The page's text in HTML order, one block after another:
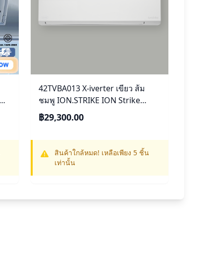
42TVBA013 X-iverter เขียว ส้ม
ชมพู ION.STRIKE ION Strike
12,200 BTU
฿29,300.00
สินค้าใกล้หมด! เหลือเพียง 5 ชิ้น
เท่านั้น